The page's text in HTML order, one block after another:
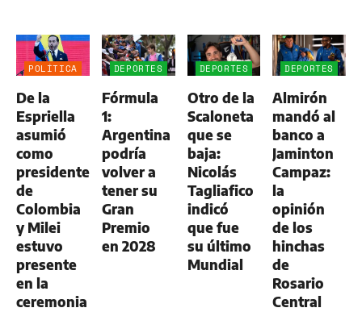
POLÍTICA
De la
Espriella
asumió
como
presidente
de
Colombia
y Milei
estuvo
presente
en la
ceremonia
DEPORTES
Fórmula
1:
Argentina
podría
volver a
tener su
Gran
Premio
en 2028
DEPORTES
Otro de la
Scaloneta
que se
baja:
Nicolás
Tagliafico
indicó
que fue
su último
Mundial
DEPORTES
Almirón
mandó al
banco a
Jaminton
Campaz:
la
opinión
de los
hinchas
de
Rosario
Central